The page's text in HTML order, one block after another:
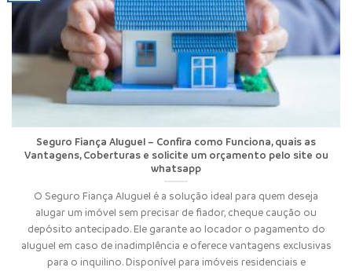
Seguro Fiança Aluguel – Confira como Funciona, quais as
Vantagens, Coberturas e solicite um orçamento pelo site ou
whatsapp
O Seguro Fiança Aluguel é a solução ideal para quem deseja
alugar um imóvel sem precisar de fiador, cheque caução ou
depósito antecipado. Ele garante ao locador o pagamento do
aluguel em caso de inadimplência e oferece vantagens exclusivas
para o inquilino. Disponível para imóveis residenciais e